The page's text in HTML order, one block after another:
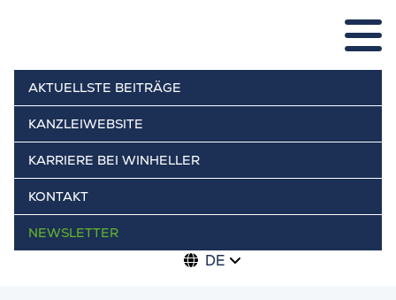
AKTUELLSTE BEITRÄGE
KANZLEIWEBSITE
KARRIERE BEI WINHELLER
KONTAKT
NEWSLETTER
DE